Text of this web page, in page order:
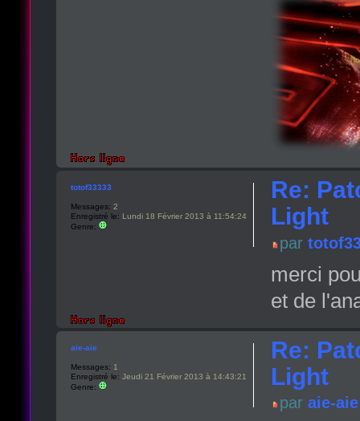
Re:
Light
par
merci
et de
totof33333
Messages: 2
Enregistré le: Lundi 18 Février 2013 à 11:54:24
Genre:
Re:
Light
par aie-aie
aie-aie
Messages: 1
Enregistré le: Jeudi 21 Février 2013 à 14:43:21
Genre: